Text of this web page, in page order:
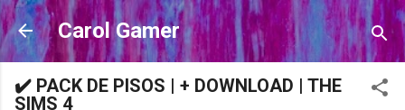
Pular para o conteúdo principal
Carol Gamer
✔️ PACK DE PISOS | + DOWNLOAD | THE
SIMS 4